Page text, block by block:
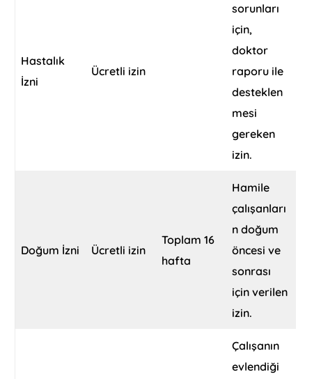
Hastalık
İzni
Ücretli izin
sorunları
için,
doktor
raporu ile
desteklen
mesi
gereken
izin.
Doğum İzni Ücretli izin
Toplam 16
hafta
Hamile
çalışanları
n doğum
öncesi ve
sonrası
için verilen
izin.
Çalışanın
evlendiği